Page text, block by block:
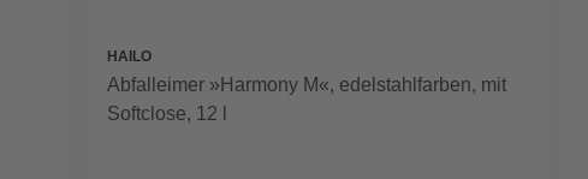
HAILO
Abfalleimer »Harmony M«, edelstahlfarben, mit
Softclose, 12 l